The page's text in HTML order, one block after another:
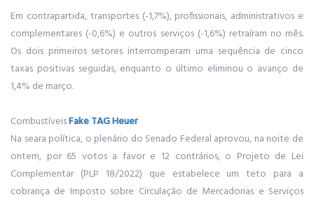
Em contrapartida, transportes (-1,7%), profissionais, administrativos e
complementares (-0,6%) e outros serviços (-1,6%) retraíram no mês.
Os dois primeiros setores interromperam uma sequência de cinco
taxas positivas seguidas, enquanto o último eliminou o avanço de
1,4% de março.
CombustíveisFake TAG Heuer
Na seara política, o plenário do Senado Federal aprovou, na noite de
ontem, por 65 votos a favor e 12 contrários, o Projeto de Lei
Complementar (PLP 18/2022) que estabelece um teto para a
cobrança de Imposto sobre Circulação de Mercadorias e Serviços